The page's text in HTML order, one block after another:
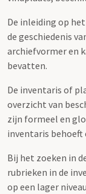
De inleiding op
de geschiedenis
archiefvormer en
bevatten.
De inventaris of
overzicht van
zijn formeel en
inventaris behoeft
Bij het zoeken in
rubrieken in de
op een lager